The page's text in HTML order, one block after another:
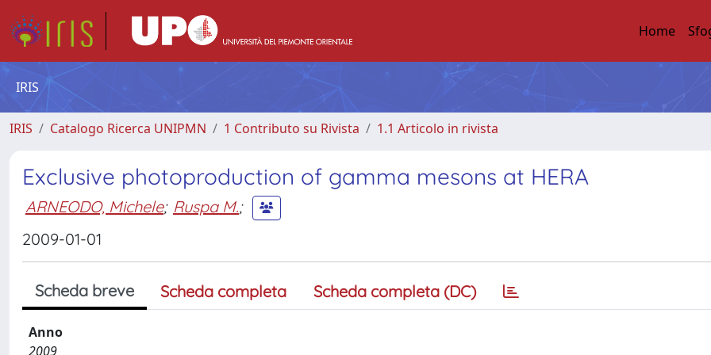
Home
IRIS
IRIS Catalogo Ricerca UNIPMN 1 Contributo su Rivista 1.1 Articolo in rivista
Exclusive photoproduction of gamma mesons at HERA
ARNEODO, Michele; Ruspa M.;
2009-01-01
Scheda breve Scheda completa Scheda completa (DC)
Anno
2009